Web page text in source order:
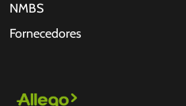
NMBS
Fornecedores